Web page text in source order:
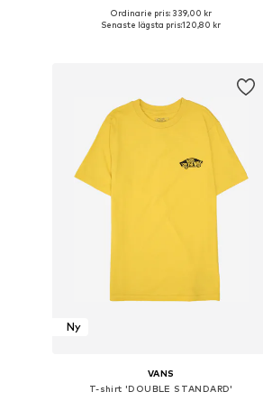
Tillgängliga storlekar: 98-104, 122-128
Ordinarie pris: 339,00 kr
Senaste lägsta pris:120,80 kr
Ny
VANS
T-shirt 'DOUBLE STANDARD'